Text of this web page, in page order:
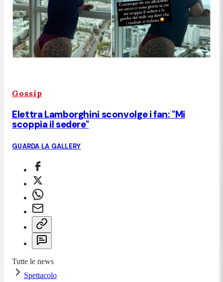
Gossip
Elettra Lamborghini sconvolge i fan: "Mi
scoppia il sedere"
GUARDA LA GALLERY
Tutte le news
Spettacolo